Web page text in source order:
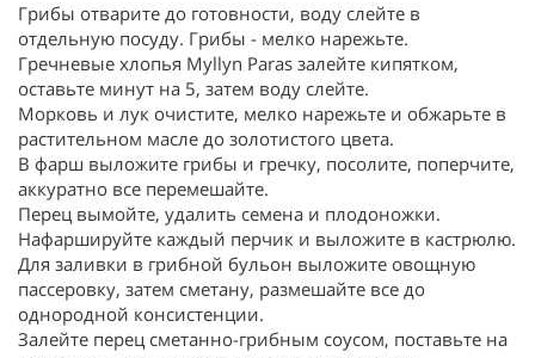
Грибы отварите до готовности, воду слейте в
отдельную посуду. Грибы - мелко нарежьте.
Гречневые хлопья Myllyn Paras залейте кипятком,
оставьте минут на 5, затем воду слейте.
Морковь и лук очистите, мелко нарежьте и обжарьте в
растительном масле до золотистого цвета.
В фарш выложите грибы и гречку, посолите, поперчите,
аккуратно все перемешайте.
Перец вымойте, удалить семена и плодоножки.
Нафаршируйте каждый перчик и выложите в кастрюлю.
Для заливки в грибной бульон выложите овощную
пассеровку, затем сметану, размешайте все до
однородной консистенции.
Залейте перец сметанно-грибным соусом, поставьте на